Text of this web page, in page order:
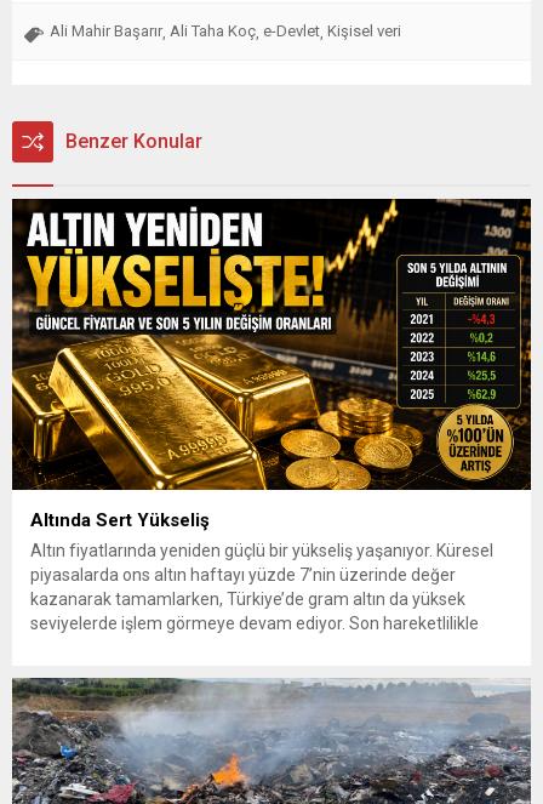
Ali Mahir Başarır Ali Taha Koç e-Devlet Kişisel veri
Benzer Konular
Altında Sert Yükseliş
Altın fiyatlarında yeniden güçlü bir yükseliş yaşanıyor. Küresel
piyasalarda ons altın haftayı yüzde 7’nin üzerinde değer
kazanarak tamamlarken, Türkiye’de gram altın da yüksek
seviyelerde işlem görmeye devam ediyor. Son hareketlilikle
yükselerek 4 bin...